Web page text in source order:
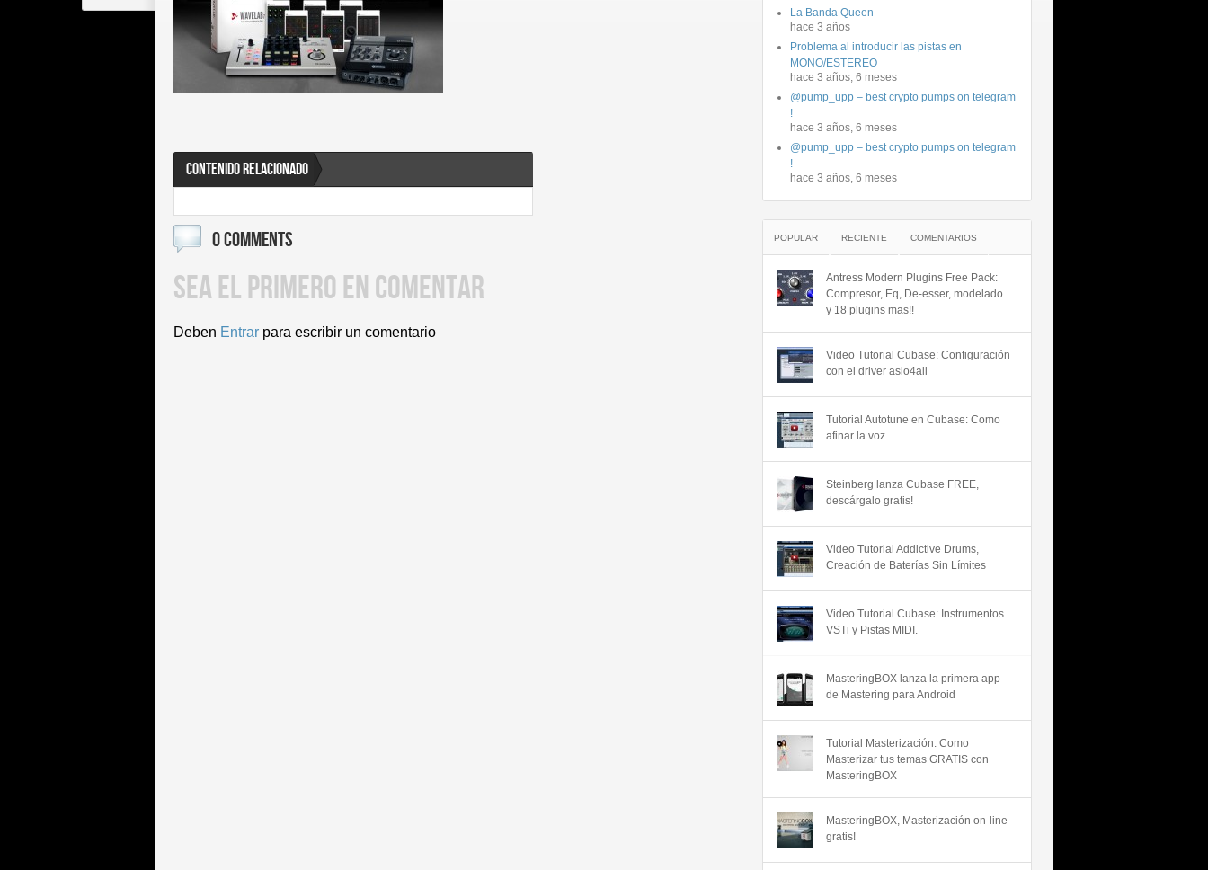
CONTENIDO RELACIONADO
0 COMMENTS
SEA EL PRIMERO EN COMENTAR
Deben Entrar para escribir un comentario
La Banda Queen
hace 3 años
Problema al introducir las pistas en
MONO/ESTEREO
hace 3 años, 6 meses
@pump_upp – best crypto pumps on telegram
!
hace 3 años, 6 meses
@pump_upp – best crypto pumps on telegram
!
hace 3 años, 6 meses
POPULAR RECIENTE COMENTARIOS
Antress Modern Plugins Free Pack:
Compresor, Eq, De-esser, modelado…
y 18 plugins mas!!
Video Tutorial Cubase: Configuración
con el driver asio4all
Tutorial Autotune en Cubase: Como
afinar la voz
Steinberg lanza Cubase FREE,
descárgalo gratis!
Video Tutorial Addictive Drums,
Creación de Baterías Sin Límites
Video Tutorial Cubase: Instrumentos
VSTi y Pistas MIDI.
MasteringBOX lanza la primera app
de Mastering para Android
Tutorial Masterización: Como
Masterizar tus temas GRATIS con
MasteringBOX
MasteringBOX, Masterización on-line
gratis!